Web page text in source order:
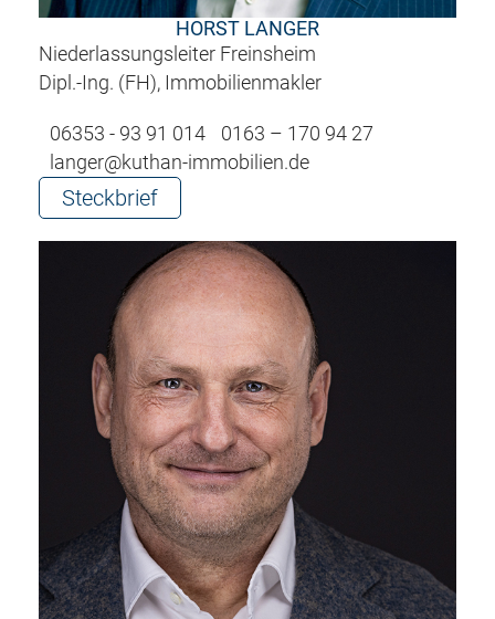
HORST LANGER
Niederlassungsleiter Freinsheim
Dipl.-Ing. (FH), Immobilienmakler
06353 - 93 91 014
0163 – 170 94 27
langer@kuthan-immobilien.de
Steckbrief